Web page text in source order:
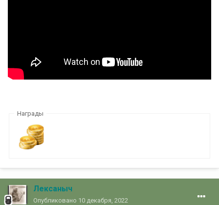
Награды
Лексаныч
Опубликовано 10 декабря, 2022